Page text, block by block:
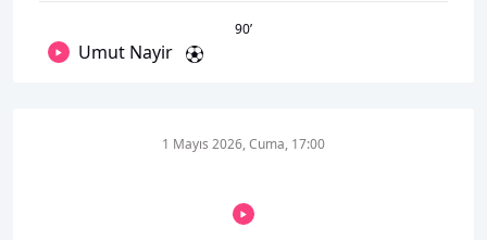
90’
Umut Nayir
1 Mayıs 2026, Cuma, 17:00